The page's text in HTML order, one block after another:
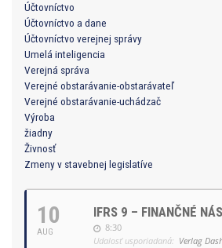
Účtovníctvo
Účtovníctvo a dane
Účtovníctvo verejnej správy
Umelá inteligencia
Verejná správa
Verejné obstarávanie-obstarávateľ
Verejné obstarávanie-uchádzač
Výroba
žiadny
Živnosť
Zmeny v stavebnej legislatíve
10
AUG
IFRS 9 – FINANČNÉ
8:30
Udalosť usporiadaná: Verlag